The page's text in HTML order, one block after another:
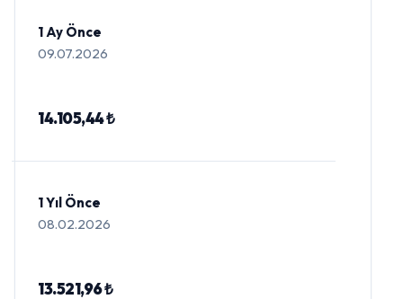
1 Ay Önce
09.07.2026
14.105,44 ₺
1 Yıl Önce
08.02.2026
13.521,96 ₺